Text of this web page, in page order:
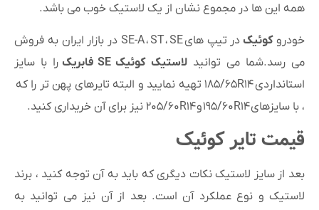
همه این ها در مجموع نشان از یک لاستیک خوب می باشد.
خودرو کوئیک در تیپ هایSE ،ST ،SE-A در بازار ایران به فروش
می رسد.شما می توانیدلاستیک کوئیک SEفابریک را با سایز
استانداردی۱۸۵/۶۵R۱۴تهیه نمایید و البته تایرهای پهن تر را که
، با سایزهای۱۹۵/۶۰R۱۴و۲۰۵/۶۰R۱۴ نیز برای آن خریداری کنید.
قیمت تایر کوئیک
بعد از سایز لاستیک نکات دیگری که باید به آن توجه کنید ، برند
لاستیک و نوع عملکرد آن است. بعد از آن نیز می توانید به